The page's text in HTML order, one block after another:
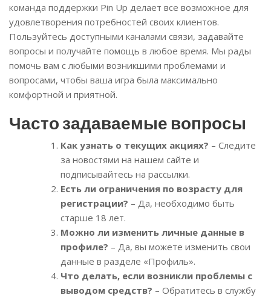
команда поддержки Pin Up делает все возможное для
удовлетворения потребностей своих клиентов.
Пользуйтесь доступными каналами связи, задавайте
вопросы и получайте помощь в любое время. Мы рады
помочь вам с любыми возникшими проблемами и
вопросами, чтобы ваша игра была максимально
комфортной и приятной.
Часто задаваемые вопросы
Как узнать о текущих акциях? – Следите
за новостями на нашем сайте и
подписывайтесь на рассылки.
Есть ли ограничения по возрасту для
регистрации? – Да, необходимо быть
старше 18 лет.
Можно ли изменить личные данные в
профиле? – Да, вы можете изменить свои
данные в разделе «Профиль».
Что делать, если возникли проблемы с
выводом средств? – Обратитесь в службу